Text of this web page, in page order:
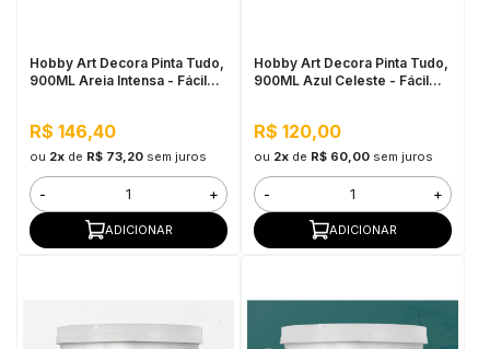
Hobby Art Decora Pinta Tudo,
900ML Areia Intensa - Fácil
R$ 146,40
ou 2xde R$ 73,20 sem juros
- +
ADICIONAR
Hobby Art Decora Pinta Tudo,
900ML Azul Celeste - Fácil
R$ 120,00
ou 2xde R$ 60,00 sem juros
- +
ADICIONAR